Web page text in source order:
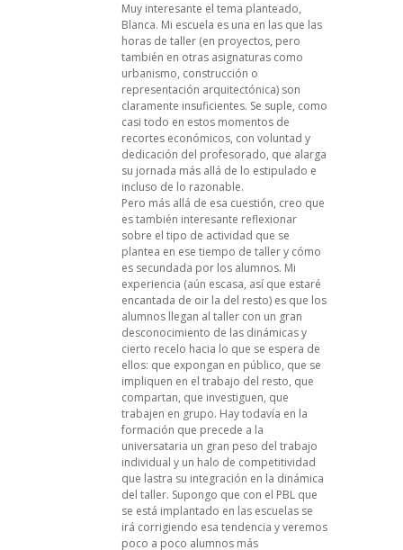
Muy interesante el tema planteado,
Blanca. Mi escuela es una en las que las
horas de taller (en proyectos, pero
también en otras asignaturas como
urbanismo, construcción o
representación arquitectónica) son
claramente insuficientes. Se suple, como
casi todo en estos momentos de
recortes económicos, con voluntad y
dedicación del profesorado, que alarga
su jornada más allá de lo estipulado e
incluso de lo razonable.
Pero más allá de esa cuestión, creo que
es también interesante reflexionar
sobre el tipo de actividad que se
plantea en ese tiempo de taller y cómo
es secundada por los alumnos. Mi
experiencia (aún escasa, así que estaré
encantada de oir la del resto) es que los
alumnos llegan al taller con un gran
desconocimiento de las dinámicas y
cierto recelo hacia lo que se espera de
ellos: que expongan en público, que se
impliquen en el trabajo del resto, que
compartan, que investiguen, que
trabajen en grupo. Hay todavía en la
formación que precede a la
universataria un gran peso del trabajo
individual y un halo de competitividad
que lastra su integración en la dinámica
del taller. Supongo que con el PBL que
se está implantado en las escuelas se
irá corrigiendo esa tendencia y veremos
poco a poco alumnos más